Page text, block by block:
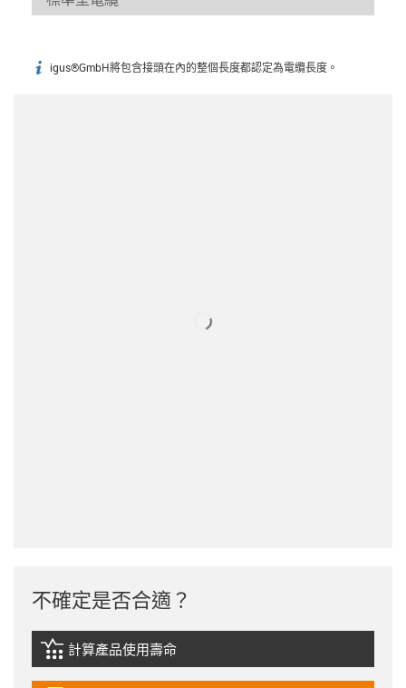
igus-icon-info
igus®GmbH將包含接頭在內的整個長度都認定為電纜長度。
不確定是否合適？
igus-icon-lebensdauerrechner
計算產品使用壽命